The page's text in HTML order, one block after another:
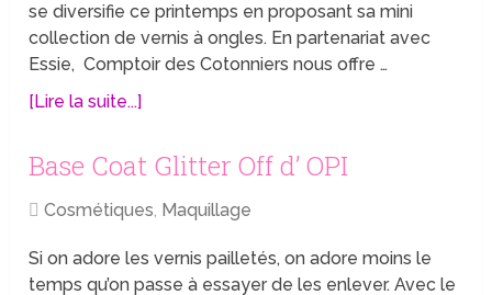
se diversifie ce printemps en proposant sa mini
collection de vernis à ongles. En partenariat avec
Essie, Comptoir des Cotonniers nous offre …
[Lire la suite...]
Base Coat Glitter Off d’ OPI
Cosmétiques, Maquillage
Si on adore les vernis pailletés, on adore moins le
temps qu’on passe à essayer de les enlever. Avec le